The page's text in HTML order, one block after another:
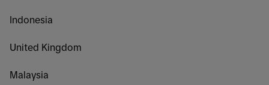
Indonesia
United Kingdom
Malaysia